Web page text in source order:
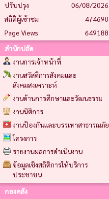
ปรับปรุง
06/08/2026
สถิติผู้เข้าชม
474690
Page Views
649188
สำนักปลัด
งานการเจ้าหน้าที่
งานสวัสดิการสังคมและ
สังคมสงเคราะห์
งานด้านการศึกษาและวัฒนธรรม
งานนิติการ
งานป้องกันและบรรเทาสาธารณภัย
โครงการ
รายงานผลการดำเนินงาน
ข้อมูลเชิงสถิติการให้บริการ
ประชาชน
กองคลัง